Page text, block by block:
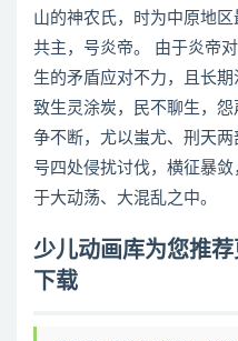
山的神农氏，时为中原地
共主，号炎帝。 由于炎帝
生的矛盾应对不力，且长期
致生灵涂炭，民不聊生，
争不断，尤以蚩尤、刑天
号四处侵扰讨伐，横征暴
于大动荡、大混乱之中。
少儿动画库为您推
下载